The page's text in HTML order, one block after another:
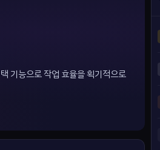
기능으로 작업 효율을 획기적으로